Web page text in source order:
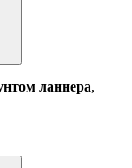
ланнера,